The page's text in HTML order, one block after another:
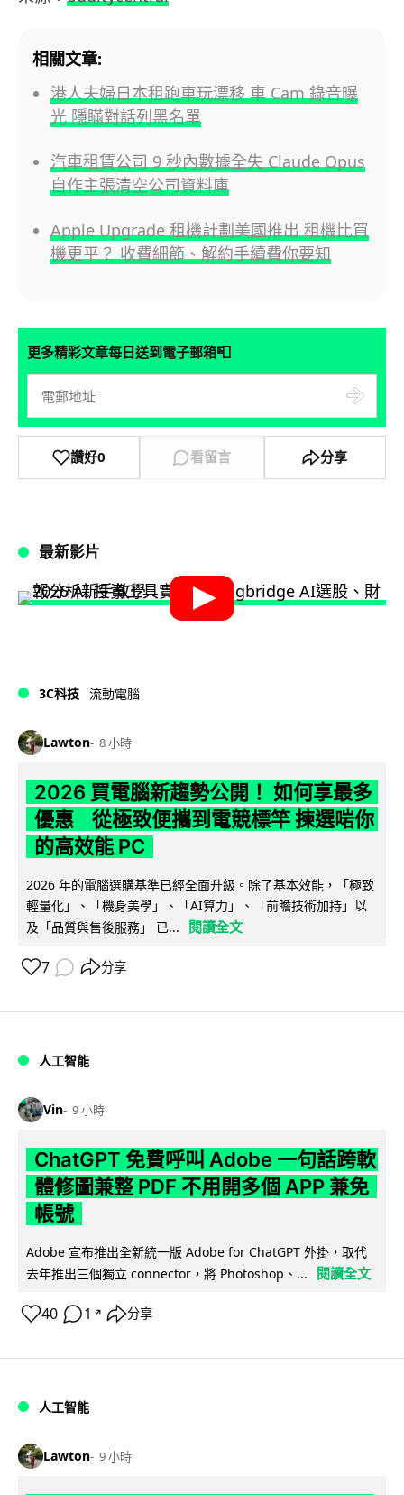
相關文章:
港人夫婦日本租跑車玩漂移 車 Cam 錄音曝
光 隱瞞對話列黑名單
汽車租賃公司 9 秒內數據全失 Claude Opus
自作主張清空公司資料庫
Apple Upgrade 租機計劃美國推出 租機比買
機更平？ 收費細節、解約手續費你要知
更多精彩文章每日送到電子郵箱📮
讚好0 看留言 分享
最新影片
3C科技 流動電腦
Lawton 8 小時
2026 買電腦新趨勢公開！ 如何享最多
優惠 從極致便攜到電競標竿 揀選啱你
的高效能 PC
2026 年的電腦選購基準已經全面升級。除了基本效能，「極致
輕量化」、「機身美學」、「AI算力」、「前瞻技術加持」以
及「品質與售後服務」 已...
閱讀全文
7 分享
人工智能
Vin 9 小時
ChatGPT 免費呼叫 Adobe 一句話跨軟
體修圖兼整 PDF 不用開多個 APP 兼免
帳號
Adobe 宣布推出全新統一版 Adobe for ChatGPT 外掛，取代
去年推出三個獨立 connector，將 Photoshop、...
閱讀全文
40 1 ↗ 分享
人工智能
Lawton 9 小時